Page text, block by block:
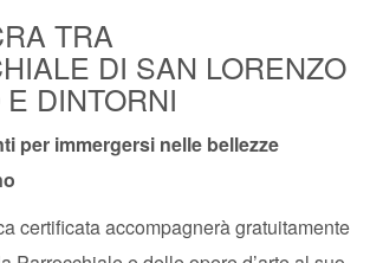
TRA
DI SAN LORENZO
DINTORNI
per immergersi nelle bellezze
certificata accompagnerà gratuitamente